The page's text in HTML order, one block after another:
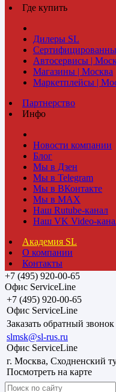
Где купить
Дилеры SL
Автосервисы |
Магазины | Москва
Маркетплейсы |
Партнерство
Инфо
Новости компании
Блог
Мы в Дзен
Мы в Telegram
Мы в ВКонтакте
Мы в MAX
Наш Rutube-канал
Наш VK Video-
Академия SL
О компании
Контакты
+7 (495) 920-00-65
Офис ServiceLine
+7 (495) 920-00-65
Офис ServiceLine
Заказать обратный звонок
slmsk@sl-rus.ru
Офис ServiceLine
г. Москва, Сходненский
Посмотреть на карте